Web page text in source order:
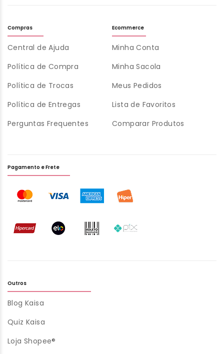
Compras
Central de Ajuda
Política de Compra
Política de Trocas
Política de Entregas
Perguntas Frequentes
Ecommerce
Minha Conta
Minha Sacola
Meus Pedidos
Lista de Favoritos
Comparar Produtos
Outros
Blog Kaisa
Quiz Kaisa
Loja Shopee®
Pagamento e Frete